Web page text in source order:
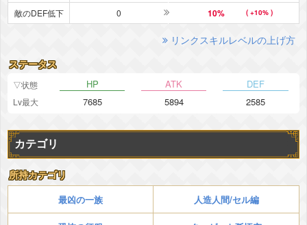
敵のDEF低下 0 10% ( +10% )
リンクスキルレベルの上げ方
ステータス
▽状態 HP ATK DEF
Lv最大 7685 5894 2585
カテゴリ
所持カテゴリ
最凶の一族 人造人間/セル編